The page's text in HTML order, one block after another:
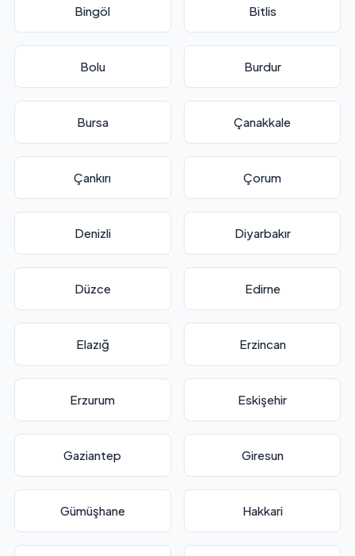
Bingöl Bitlis
Bolu Burdur
Bursa Çanakkale
Çankırı Çorum
Denizli Diyarbakır
Düzce Edirne
Elazığ Erzincan
Erzurum Eskişehir
Gaziantep Giresun
Gümüşhane Hakkari